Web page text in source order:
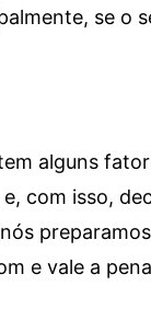
se o
alguns
com isso,
e vale a